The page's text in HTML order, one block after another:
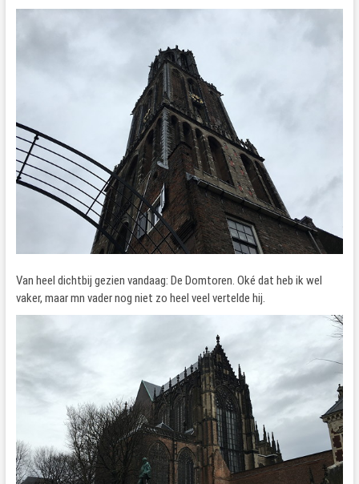
Van heel dichtbij gezien vandaag: De Domtoren. Oké dat heb ik wel
vaker, maar mn vader nog niet zo heel veel vertelde hij.